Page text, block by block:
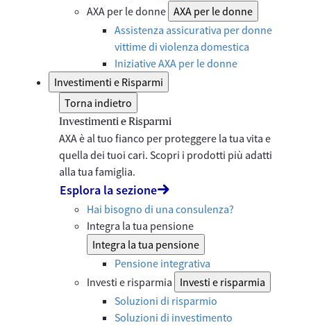
AXA per le donne AXA per le donne
Assistenza assicurativa per donne
vittime di violenza domestica
Iniziative AXA per le donne
Investimenti e Risparmi
Torna indietro
Investimenti e Risparmi
AXA è al tuo fianco per proteggere la tua vita e
quella dei tuoi cari. Scopri i prodotti più adatti
alla tua famiglia.
Esplora la sezione
Hai bisogno di una consulenza?
Integra la tua pensione
Integra la tua pensione
Pensione integrativa
Investi e risparmia
Investi e risparmia
Soluzioni di risparmio
Soluzioni di investimento